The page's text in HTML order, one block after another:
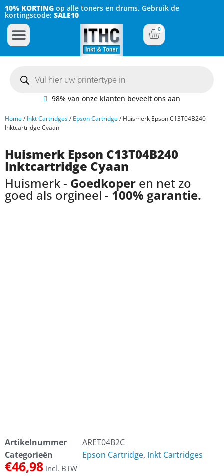
10% KORTING op alle toners en drums. Gebruik de
kortingscode: SALE10
0
98% van onze klanten beveelt ons aan
Home/ Inkt Cartridges/ Epson Cartridge/ Huismerk Epson C13T04B240
Inktcartridge Cyaan
Huismerk Epson C13T04B240
Inktcartridge Cyaan
Huismerk - Goedkoper en net zo
goed als orgineel - 100% garantie.
Artikelnummer
ARET04B2C
Categorieën
Epson Cartridge, Inkt Cartridges
€46,98 incl. BTW